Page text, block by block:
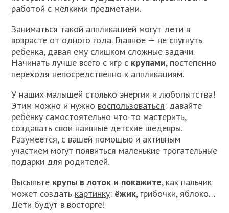
работой с мелкими предметами.
Заниматься такой аппликацией могут дети в
возрасте от одного года. Главное — не спугнуть
ребенка, давая ему слишком сложные задачи.
Начинать лучше всего с игр с крупами, постепенно
переходя непосредственно к аппликациям.
У наших малышей столько энергии и любопытства!
Этим можно и нужно воспользоваться: давайте
ребёнку самостоятельно что-то мастерить,
создавать свои наивные детские шедевры.
Разумеется, с вашей помощью и активным
участием могут появиться маленькие трогательные
подарки для родителей.
Высыпьте крупы в лоток и покажите, как пальчик
может создать картинку: ёжик, грибочки, яблоко…
Дети будут в восторге!